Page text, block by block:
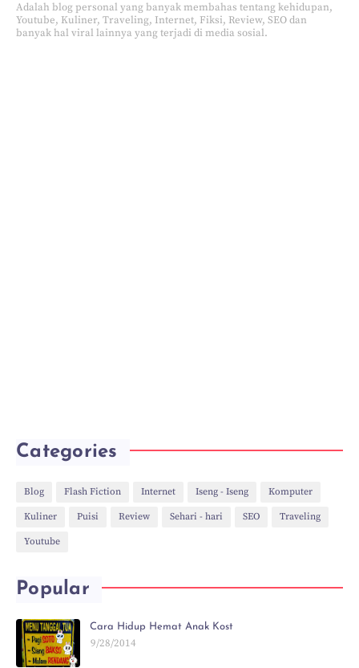
Adalah blog personal yang banyak membahas tentang kehidupan,
Youtube, Kuliner, Traveling, Internet, Fiksi, Review, SEO dan
banyak hal viral lainnya yang terjadi di media sosial.
Categories
Blog Flash Fiction Internet Iseng - Iseng Komputer
Kuliner Puisi Review Sehari - hari SEO Traveling
Youtube
Popular
Cara Hidup Hemat Anak Kost
9/28/2014